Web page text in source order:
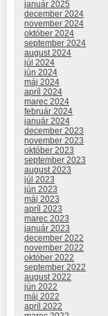
január 2025
december 2024
november 2024
október 2024
september 2024
august 2024
júl 2024
jún 2024
máj 2024
apríl 2024
marec 2024
február 2024
január 2024
december 2023
november 2023
október 2023
september 2023
august 2023
júl 2023
jún 2023
máj 2023
apríl 2023
marec 2023
január 2023
december 2022
november 2022
október 2022
september 2022
august 2022
jún 2022
máj 2022
apríl 2022